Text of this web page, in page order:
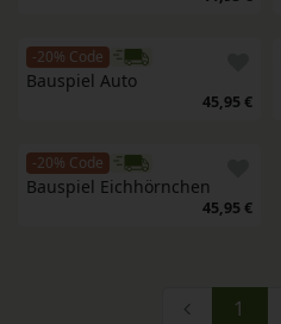
-20% Code
Bauspiel Auto
45,95 €
-20% Code
Bauspiel Eichhörnchen
45,95 €
1